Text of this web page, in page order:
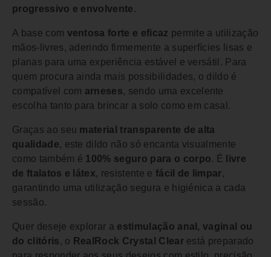
progressivo e envolvente .
A base com ventosa forte e eficaz permite a utilização
mãos-livres, aderindo firmemente a superfícies lisas e
planas para uma experiência estável e versátil. Para
quem procura ainda mais possibilidades, o dildo é
compatível com arneses, sendo uma excelente
escolha tanto para brincar a solo como em casal.
Graças ao seu material transparente de alta
qualidade, este dildo não só encanta visualmente
como também é 100% seguro para o corpo. É
livre
de ftalatos e látex, resistente e fácil de limpar,
garantindo uma utilização segura e higiénica a cada
sessão.
Quer deseje explorar a estimulação anal, vaginal ou
do clitóris , o RealRock Crystal Clearestá preparado